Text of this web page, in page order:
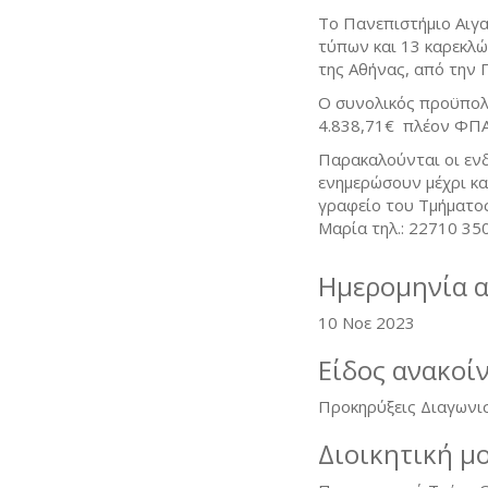
Το Πανεπιστήμιο
τύπων και 13
της Αθήνας, από
Ο συνολικός
4.838,71€ πλέον
Παρακαλούνται οι
ενημερώσουν μέχρι
γραφείο του
Μαρία τηλ.: 22710
Ημερομηνία
10 Νοε 2023
Είδος
Προκηρύξεις
Διοικητική